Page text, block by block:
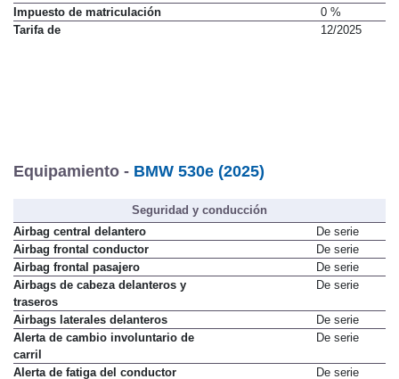
IVA
21 %
Impuesto de matriculación
0 %
Equipamiento - BMW 530e (2025)
Seguridad y conducción
Airbag central delantero
De serie
Airbag frontal conductor
De serie
Airbag frontal pasajero
De serie
Airbags de cabeza delanteros y
traseros
Airbags laterales delanteros
De serie
Alerta de cambio involuntario de
carril